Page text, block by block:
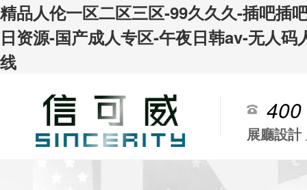
精品人伦一区二区三区-99久久久-插吧插
日资源-国产成人专区-午夜日韩av-无人
线
展廳設計